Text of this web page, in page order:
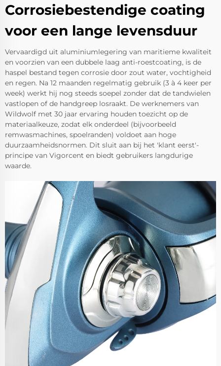
Corrosiebestendige coating
voor een lange levensduur
Vervaardigd uit aluminiumlegering van maritieme kwaliteit
en voorzien van een dubbele laag anti-roestcoating, is de
haspel bestand tegen corrosie door zout water, vochtigheid
en regen. Na 12 maanden regelmatig gebruik (3 à 4 keer per
week) werkt hij nog steeds soepel zonder dat de tandwielen
vastlopen of de handgreep losraakt. De werknemers van
Wildwolf met 30 jaar ervaring houden toezicht op de
materiaalkeuze, zodat elk onderdeel (bijvoorbeeld
remwasmachines, spoelranden) voldoet aan hoge
duurzaamheidsnormen. Dit sluit aan bij het 'klant eerst'-
principe van Vigorcent en biedt gebruikers langdurige
waarde.